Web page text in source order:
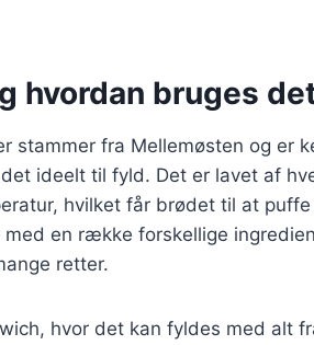
hvordan bruges
stammer fra Mellemøsten og er
ideelt til fyld. Det er lavet af
hvilket får brødet til at
en række forskellige
retter.
hvor det kan fyldes med alt